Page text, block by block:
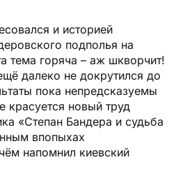
и историей
подполья на
тема горяча – аж шкворчит!
далеко не докрутился до
пока непредсказуемы
красуется новый труд
«Степан Бандера и судьба
впопыхах
напомнил киевский